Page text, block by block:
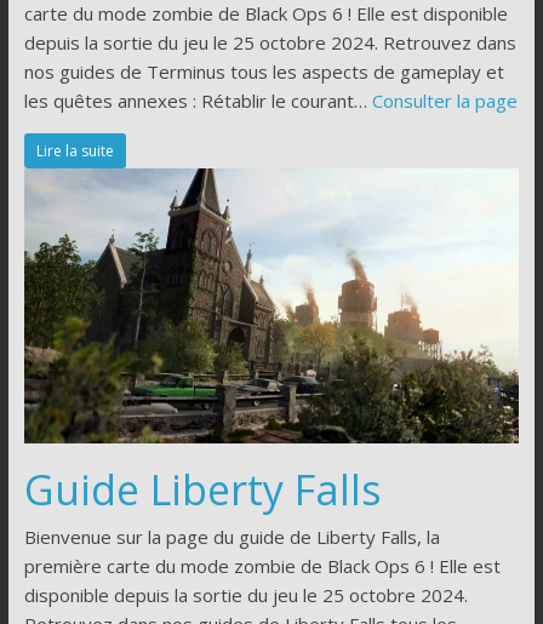
carte du mode zombie de Black Ops 6 ! Elle est disponible
depuis la sortie du jeu le 25 octobre 2024. Retrouvez dans
nos guides de Terminus tous les aspects de gameplay et
les quêtes annexes : Rétablir le courant… Consulter la page
Lire la suite
Guide Liberty Falls
Bienvenue sur la page du guide de Liberty Falls, la
première carte du mode zombie de Black Ops 6 ! Elle est
disponible depuis la sortie du jeu le 25 octobre 2024.